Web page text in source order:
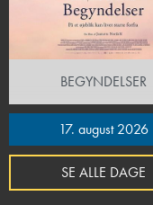
BEGYNDELSER
17. august 2026
SE ALLE DAGE